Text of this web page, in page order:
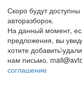
Скоро будут
авторазборок.
На данный момент,
предложения, вы
хотите
нам письмо.
соглашение